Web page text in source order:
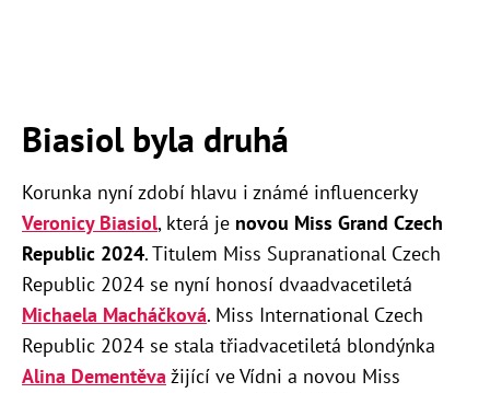
Biasiol byla druhá
Korunka nyní zdobí hlavu i známé influencerky
Veronicy Biasiol, která je novou Miss Grand Czech
Republic 2024. Titulem Miss Supranational Czech
Republic 2024 se nyní honosí dvaadvacetiletá
Michaela Macháčková. Miss International Czech
Republic 2024 se stala třiadvacetiletá blondýnka
Alina Dementěva žijící ve Vídni a novou Miss